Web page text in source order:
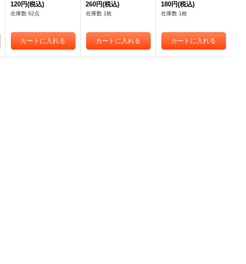
120円(税込)
在庫数 62点
0}《光》
260円(税込)
在庫数 1枚
0}《光》
180円(税込)
在庫数 1枚